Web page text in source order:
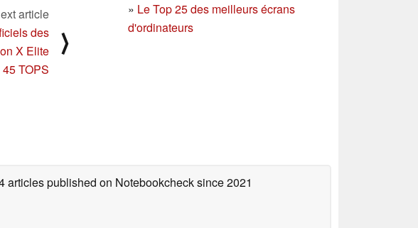
» Le Top 25 des meilleurs écrans
d'ordinateurs
article
des
X Elite
TOPS
⟩
articles published on Notebookchecksince 2021